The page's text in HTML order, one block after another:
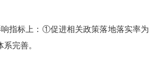
响指标上：①促进相关政策落地落实率为
完善。